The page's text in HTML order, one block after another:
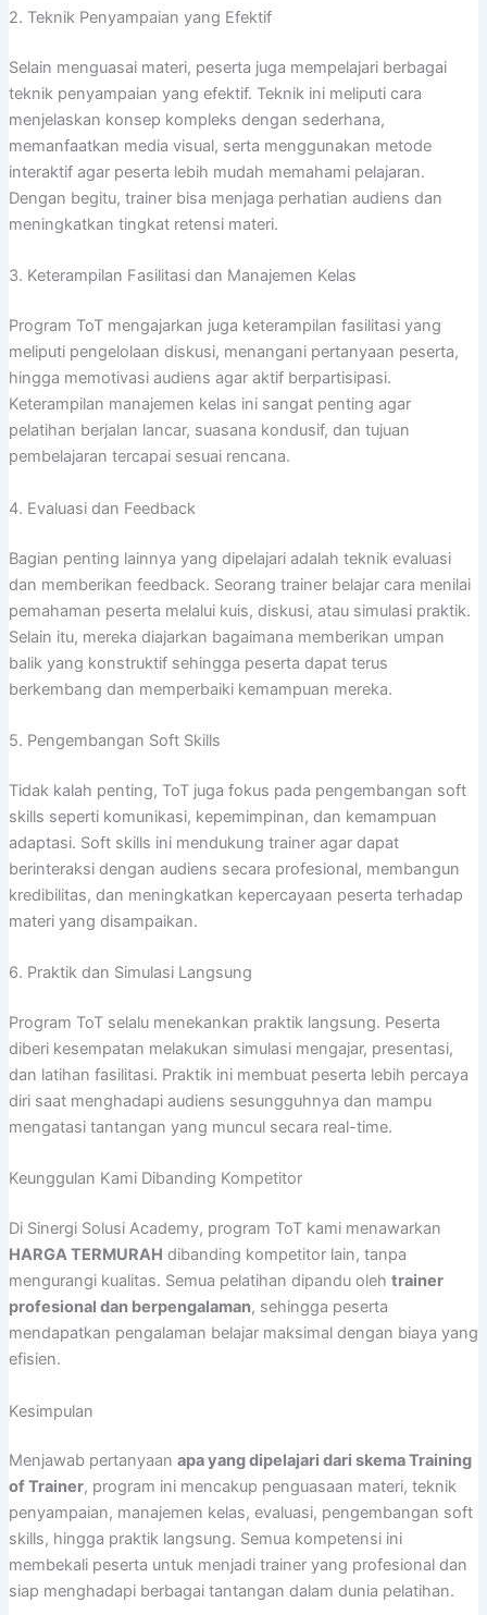
2. Teknik Penyampaian yang Efektif
Selain menguasai materi, peserta juga mempelajari berbagai
teknik penyampaian yang efektif. Teknik ini meliputi cara
menjelaskan konsep kompleks dengan sederhana,
memanfaatkan media visual, serta menggunakan metode
interaktif agar peserta lebih mudah memahami pelajaran.
Dengan begitu, trainer bisa menjaga perhatian audiens dan
meningkatkan tingkat retensi materi.
3. Keterampilan Fasilitasi dan Manajemen Kelas
Program ToT mengajarkan juga keterampilan fasilitasi yang
meliputi pengelolaan diskusi, menangani pertanyaan peserta,
hingga memotivasi audiens agar aktif berpartisipasi.
Keterampilan manajemen kelas ini sangat penting agar
pelatihan berjalan lancar, suasana kondusif, dan tujuan
pembelajaran tercapai sesuai rencana.
4. Evaluasi dan Feedback
Bagian penting lainnya yang dipelajari adalah teknik evaluasi
dan memberikan feedback. Seorang trainer belajar cara menilai
pemahaman peserta melalui kuis, diskusi, atau simulasi praktik.
Selain itu, mereka diajarkan bagaimana memberikan umpan
balik yang konstruktif sehingga peserta dapat terus
berkembang dan memperbaiki kemampuan mereka.
5. Pengembangan Soft Skills
Tidak kalah penting, ToT juga fokus pada pengembangan soft
skills seperti komunikasi, kepemimpinan, dan kemampuan
adaptasi. Soft skills ini mendukung trainer agar dapat
berinteraksi dengan audiens secara profesional, membangun
kredibilitas, dan meningkatkan kepercayaan peserta terhadap
materi yang disampaikan.
6. Praktik dan Simulasi Langsung
Program ToT selalu menekankan praktik langsung. Peserta
diberi kesempatan melakukan simulasi mengajar, presentasi,
dan latihan fasilitasi. Praktik ini membuat peserta lebih percaya
diri saat menghadapi audiens sesungguhnya dan mampu
mengatasi tantangan yang muncul secara real-time.
Keunggulan Kami Dibanding Kompetitor
Di Sinergi Solusi Academy, program ToT kami menawarkan
HARGA TERMURAH dibanding kompetitor lain, tanpa
mengurangi kualitas. Semua pelatihan dipandu oleh trainer
profesional dan berpengalaman, sehingga peserta
mendapatkan pengalaman belajar maksimal dengan biaya yang
efisien.
Kesimpulan
Menjawab pertanyaan apa yang dipelajari dari skema Training
of Trainer, program ini mencakup penguasaan materi, teknik
penyampaian, manajemen kelas, evaluasi, pengembangan soft
skills, hingga praktik langsung. Semua kompetensi ini
membekali peserta untuk menjadi trainer yang profesional dan
siap menghadapi berbagai tantangan dalam dunia pelatihan.